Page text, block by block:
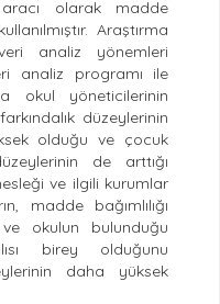
olarak madde
Araştırma
analiz yönemleri
analiz programı ile
okul yöneticilerinin
düzeylerinin
olduğu ve çocuk
de arttığı
ve ilgili ‎kurumlar
madde bağımlılığı
okulun bulunduğu
‎birey olduğunu
daha yüksek